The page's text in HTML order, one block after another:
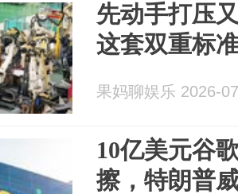
先动手打压
这套双重标
果妈聊娱乐 2026-
10亿美元谷
擦，特朗普